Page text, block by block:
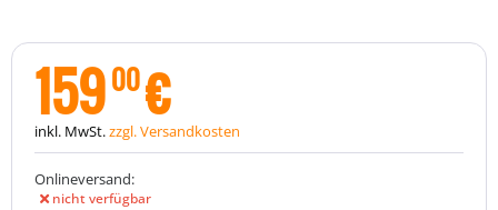
15900€
inkl. MwSt.zzgl. Versandkosten
Onlineversand:
nicht verfügbar